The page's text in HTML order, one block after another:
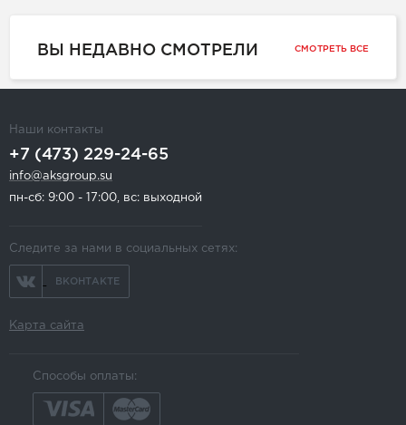
ВЫ НЕДАВНО СМОТРЕЛИ СМОТРЕТЬ ВСЕ
Наши контакты
+7 (473) 229-24-65
info@aksgroup.su
пн-сб: 9:00 - 17:00, вс: выходной
Следите за нами в социальных сетях:
ВКОНТАКТЕ
Карта сайта
Способы оплаты: